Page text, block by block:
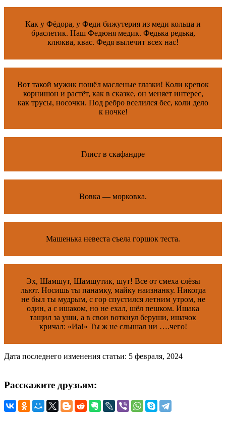
Как у Фёдора, у Феди бижутерия из меди кольца и
браслетик. Наш Федюня медик. Федька редька,
клюква, квас. Федя вылечит всех нас!
Вот такой мужик пошёл масленые глазки! Коли крепок
корнишон и растёт, как в сказке, он меняет интерес,
как трусы, носочки. Под ребро вселился бес, коли дело
к ночке!
Глист в скафандре
Вовка — морковка.
Машенька невеста съела горшок теста.
Эх, Шамшут, Шамшутик, шут! Все от смеха слёзы
льют. Носишь ты панамку, майку наизнанку. Никогда
не был ты мудрым, с гор спустился летним утром, не
один, а с ишаком, но не ехал, шёл пешком. Ишака
тащил за уши, а в свои воткнул беруши, ишачок
кричал: «Иа!» Ты ж не слышал ни ….чего!
Дата последнего изменения статьи: 5 февраля, 2024
Расскажите друзьям: